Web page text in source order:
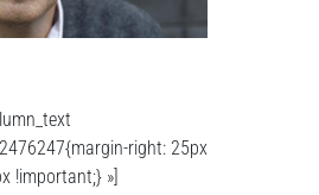
right: 25px
!important;} »]